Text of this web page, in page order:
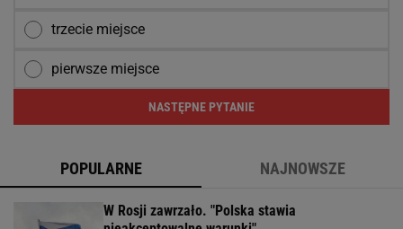
trzecie miejsce
pierwsze miejsce
NASTĘPNE PYTANIE
POPULARNE NAJNOWSZE
W Rosji zawrzało. "Polska stawia